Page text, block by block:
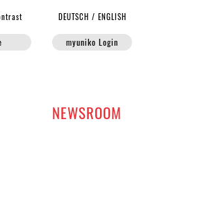
DEUTSCH /ENGLISH
myuniko Login
NEWSROOM